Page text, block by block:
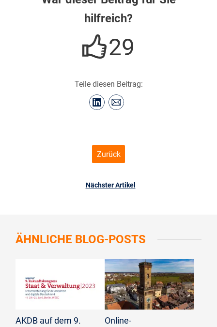
hilfreich?
29
Teile diesen Beitrag:
Zurück
Nächster Artikel
ÄHNLICHE BLOG-POSTS
AKDB auf dem 9.
Online-